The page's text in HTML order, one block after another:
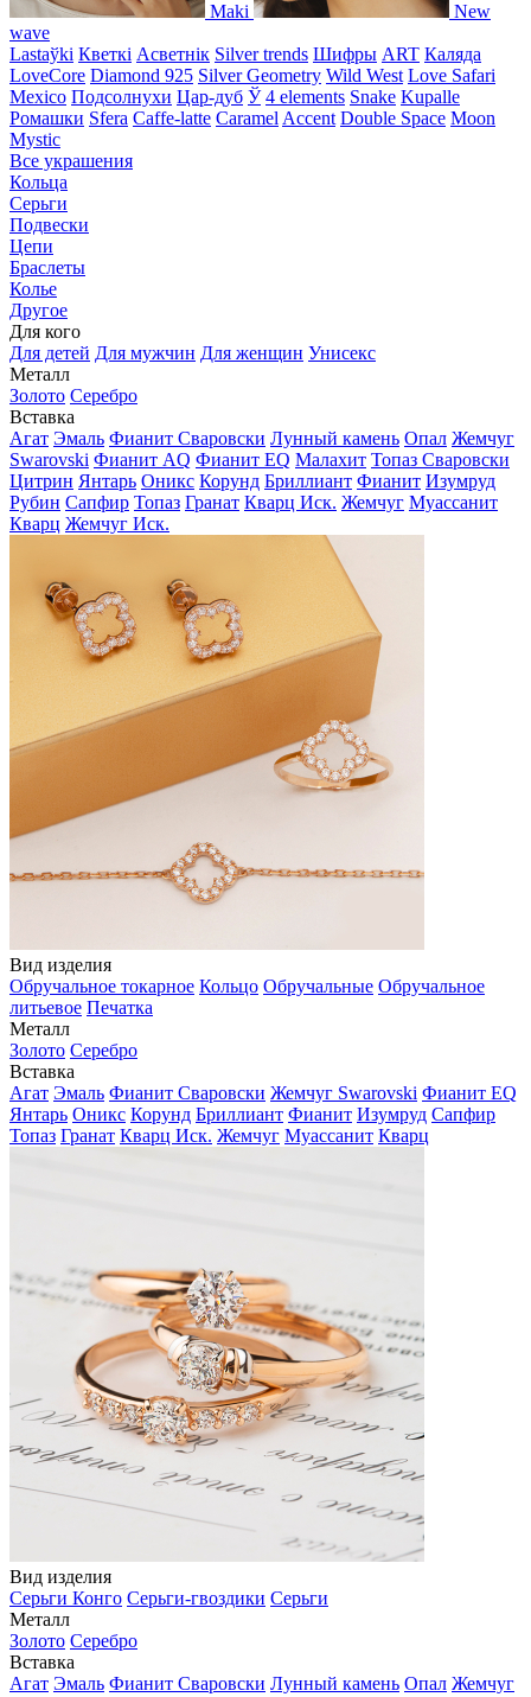
Maki
New
wave
Lastaўki Кветкі Асветнiк Silver trends Шифры ART Каляда
LoveCore Diamond 925 Silver Geometry Wild West Love Safari
Mexico Подсолнухи Цар-дуб Ў 4 elements Snake Kupalle
Ромашки Sfera Caffe-latte Caramel Accent Double Space Moon
Mystic
Все украшения
Кольца
Серьги
Подвески
Цепи
Браслеты
Колье
Другое
Для кого
Для детей Для мужчин Для женщин Унисекс
Металл
Золото Серебро
Вставка
Агат Эмаль Фианит Сваровски Лунный камень Опал Жемчуг
Swarovski Фианит AQ Фианит EQ Малахит Топаз Сваровски
Цитрин Янтарь Оникс Корунд Бриллиант Фианит Изумруд
Рубин Сапфир Топаз Гранат Кварц Иск. Жемчуг Муассанит
Кварц Жемчуг Иск.
Вид изделия
Обручальное токарное Кольцо Обручальные Обручальное
литьевое Печатка
Металл
Золото Серебро
Вставка
Агат Эмаль Фианит Сваровски Жемчуг Swarovski Фианит EQ
Янтарь Оникс Корунд Бриллиант Фианит Изумруд Сапфир
Топаз Гранат Кварц Иск. Жемчуг Муассанит Кварц
Вид изделия
Серьги Конго Серьги-гвоздики Серьги
Металл
Золото Серебро
Вставка
Агат Эмаль Фианит Сваровски Лунный камень Опал Жемчуг